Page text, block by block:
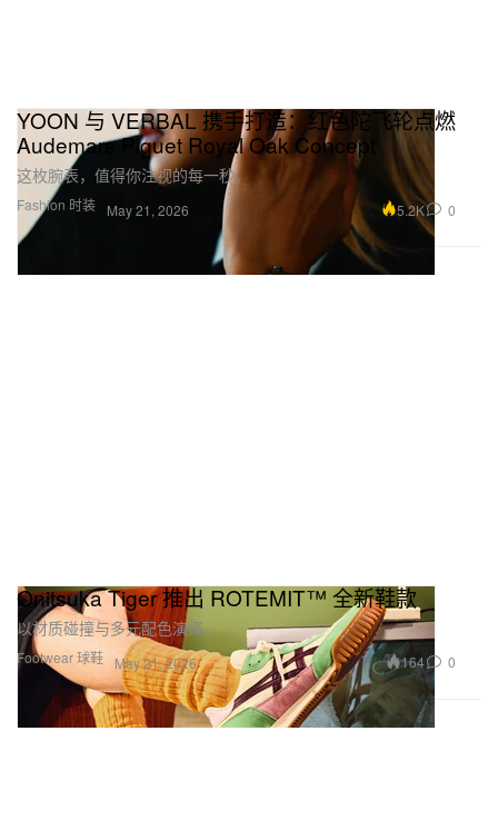
Fashion 时装
YOON 与 VERBAL 携手打造：红色陀飞轮点燃
Audemars Piguet Royal Oak Concept
这枚腕表，值得你注视的每一秒。
May 21, 2026 5.2K 0
Footwear 球鞋
Onitsuka Tiger 推出 ROTEMIT™ 全新鞋款
以材质碰撞与多元配色演绎。
May 21, 2026 164 0